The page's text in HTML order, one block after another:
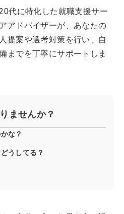
代に特化した就職支援サー
アドバイザーが、あなたの
提案や選考対策を行い、自
までを丁寧にサポートしま
ませんか？
な？
うしてる？